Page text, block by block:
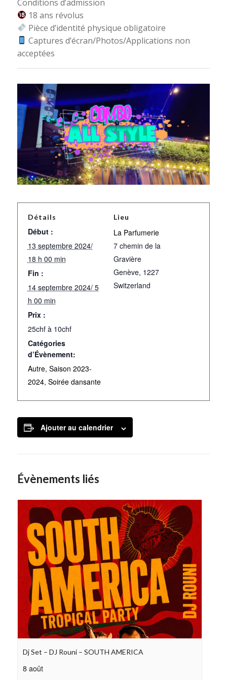
Conditions d’admission
18 ans révolus
Pièce d’identité physique obligatoire
Captures d’écran/Photos/Applications non
acceptées
Détails
Début :
13 septembre 2024/
18 h 00 min
Fin :
14 septembre 2024/ 5
h 00 min
Prix :
25chf à 10chf
Catégories
d’Évènement:
Autre, Saison 2023-
2024, Soirée dansante
Lieu
La Parfumerie
7 chemin de la
Gravière
Genève, 1227
Switzerland
Ajouter au calendrier
Évènements liés
Dj Set – DJ Rouni – SOUTH AMERICA
8 août